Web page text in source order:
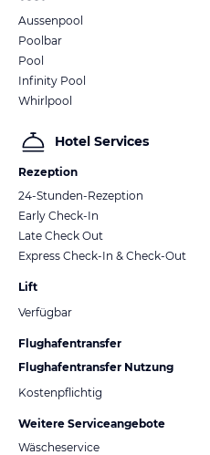
Aussenpool
Poolbar
Pool
Infinity Pool
Whirlpool
Hotel Services
Rezeption
24-Stunden-Rezeption
Early Check-In
Late Check Out
Express Check-In & Check-Out
Lift
Verfügbar
Flughafentransfer
Flughafentransfer Nutzung
Kostenpflichtig
Weitere Serviceangebote
Wäscheservice